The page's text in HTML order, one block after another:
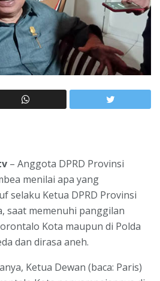
– Anggota DPRD Provinsi
menilai apa yang
selaku Ketua DPRD Provinsi
saat memenuhi panggilan
Kota maupun di Polda
dan dirasa aneh.
Ketua Dewan (baca: Paris)